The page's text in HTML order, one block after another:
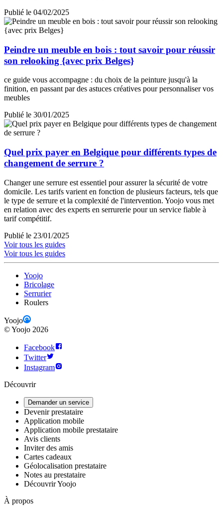
Publié le 04/02/2025
Peindre un meuble en bois : tout savoir pour réussir
son relooking {avec prix Belges}
ce guide vous accompagne : du choix de la peinture jusqu'à la
finition, en passant par des astuces créatives pour personnaliser vos
meubles
Publié le 30/01/2025
Quel prix payer en Belgique pour différents types de
changement de serrure ?
Changer une serrure est essentiel pour assurer la sécurité de votre
domicile. Les tarifs varient en fonction de plusieurs facteurs, tels que
le type de serrure et la complexité de l'intervention. Yoojo vous met
en relation avec des experts en serrurerie pour un service fiable à
tarif compétitif.
Publié le 23/01/2025
Voir tous les guides
Voir tous les guides
Yoojo
Bricolage
Serrurier
Roulers
Yoojo
©Yoojo 2026
Facebook
Twitter
Instagram
Découvrir
Demander un service
Devenir prestataire
Application mobile
Application mobile prestataire
Avis clients
Inviter des amis
Cartes cadeaux
Géolocalisation prestataire
Notes au prestataire
Découvrir Yoojo
À propos